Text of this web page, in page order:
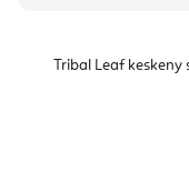
Tribal Leaf